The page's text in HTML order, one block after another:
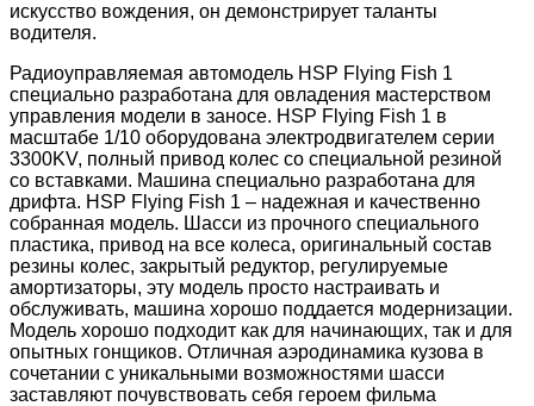
искусство вождения, он демонстрирует таланты
водителя.
Радиоуправляемая автомодель HSP Flying Fish 1
специально разработана для овладения мастерством
управления модели в заносе. HSP Flying Fish 1 в
масштабе 1/10 оборудована электродвигателем серии
3300KV, полный привод колес со специальной резиной
со вставками. Машина специально разработана для
дрифта. HSP Flying Fish 1 – надежная и качественно
собранная модель. Шасси из прочного специального
пластика, привод на все колеса, оригинальный состав
резины колес, закрытый редуктор, регулируемые
амортизаторы, эту модель просто настраивать и
обслуживать, машина хорошо поддается модернизации.
Модель хорошо подходит как для начинающих, так и для
опытных гонщиков. Отличная аэродинамика кузова в
сочетании с уникальными возможностями шасси
заставляют почувствовать себя героем фильма